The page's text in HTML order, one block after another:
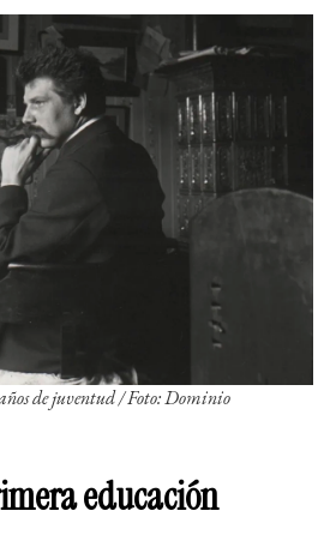
de juventud / Foto: Dominio
educación